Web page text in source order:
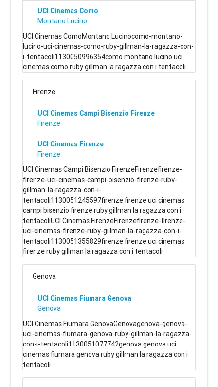
UCI Cinemas Como
Montano Lucino
UCI Cinemas ComoMontano Lucinocomo-montano-
lucino-uci-cinemas-como-ruby-gillman-la-ragazza-con-
i-tentacoli1130050996354como montano lucino uci
cinemas como ruby gillman la ragazza con i tentacoli
Firenze
UCI Cinemas Campi Bisenzio Firenze
Firenze
UCI Cinemas Firenze
Firenze
UCI Cinemas Campi Bisenzio FirenzeFirenzefirenze-
firenze-uci-cinemas-campi-bisenzio-firenze-ruby-
gillman-la-ragazza-con-i-
tentacoli1130051245597firenze firenze uci cinemas
campi bisenzio firenze ruby gillman la ragazza con i
tentacoliUCI Cinemas FirenzeFirenzefirenze-firenze-
uci-cinemas-firenze-ruby-gillman-la-ragazza-con-i-
tentacoli1130051355829firenze firenze uci cinemas
firenze ruby gillman la ragazza con i tentacoli
Genova
UCI Cinemas Fiumara Genova
Genova
UCI Cinemas Fiumara GenovaGenovagenova-genova-
uci-cinemas-fiumara-genova-ruby-gillman-la-ragazza-
con-i-tentacoli1130051077742genova genova uci
cinemas fiumara genova ruby gillman la ragazza con i
tentacoli